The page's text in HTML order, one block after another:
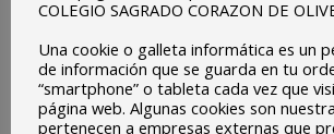
COLEGIO SAGRADO CORAZON DE
Una cookie o galleta informática es un
de información que se guarda en tu
“smartphone” o tableta cada vez que
página web. Algunas cookies son
pertenecen a empresas externas que